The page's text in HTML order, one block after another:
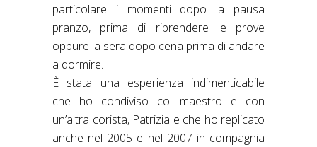
particolare i momenti dopo la pausa
pranzo, prima di riprendere le prove
oppure la sera dopo cena prima di andare
a dormire.
È stata una esperienza indimenticabile
che ho condiviso col maestro e con
un’altra corista, Patrizia e che ho replicato
anche nel 2005 e nel 2007 in compagnia